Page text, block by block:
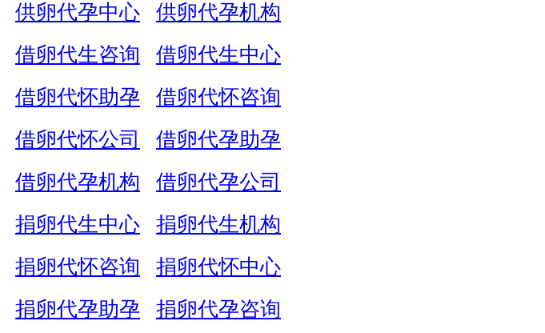
供卵代孕中心
供卵代孕机构
借卵代生咨询
借卵代生中心
借卵代怀助孕
借卵代怀咨询
借卵代怀公司
借卵代孕助孕
借卵代孕机构
借卵代孕公司
捐卵代生中心
捐卵代生机构
捐卵代怀咨询
捐卵代怀中心
捐卵代孕助孕
捐卵代孕咨询